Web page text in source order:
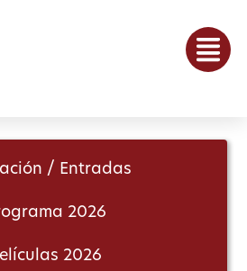
/ Entradas
2026
2026